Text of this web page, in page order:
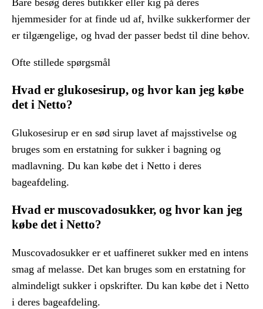
hjemmesider for at finde ud af, hvilke sukkerformer der
er tilgængelige, og hvad der passer bedst til dine behov.
Ofte stillede spørgsmål
Hvad er glukosesirup, og hvor kan jeg købe
det i Netto?
Glukosesirup er en sød sirup lavet af majsstivelse og
bruges som en erstatning for sukker i bagning og
madlavning. Du kan købe det i Netto i deres
bageafdeling.
Hvad er muscovadosukker, og hvor kan jeg
købe det i Netto?
Muscovadosukker er et uaffineret sukker med en intens
smag af melasse. Det kan bruges som en erstatning for
almindeligt sukker i opskrifter. Du kan købe det i Netto
i deres bageafdeling.